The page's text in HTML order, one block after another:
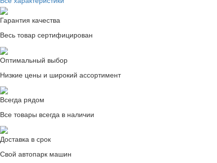
Гарантия качества
Весь товар сертифицирован
Оптимальный выбор
Низкие цены и широкий ассортимент
Всегда рядом
Все товары всегда в наличии
Доставка в срок
Свой автопарк машин